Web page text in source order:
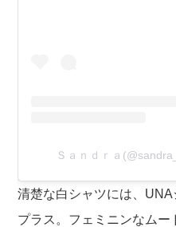
Ｓａｎｄｒａ
清楚な白シャツには、
プラス。フェミニンなムー